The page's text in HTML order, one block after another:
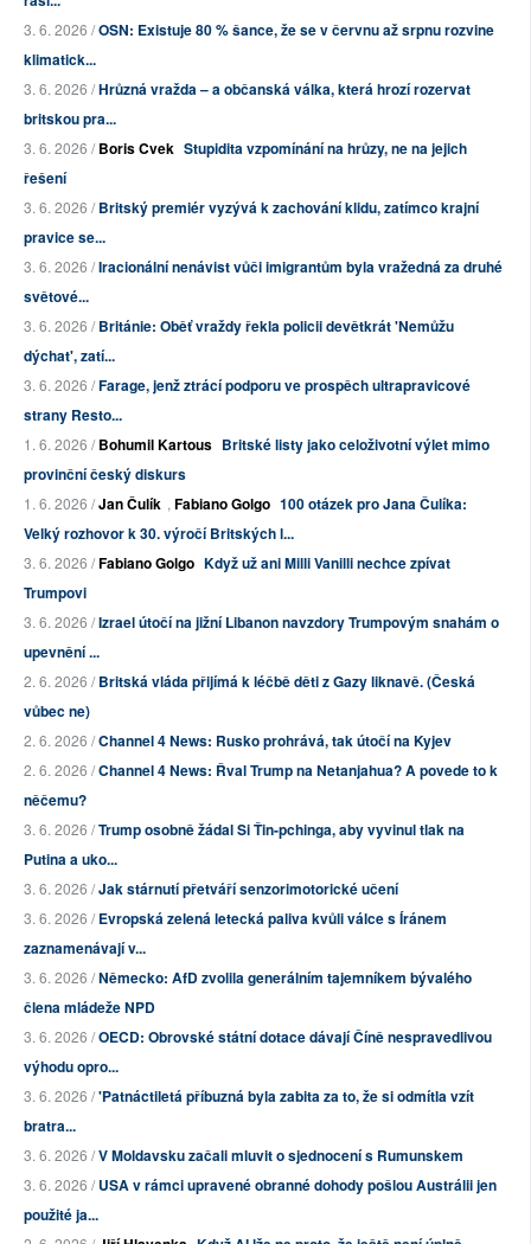
3. 6. 2026 /OSN: Existuje 80 % šance, že se v červnu až srpnu rozvine
klimatick...
3. 6. 2026 /Hrůzná vražda – a občanská válka, která hrozí rozervat
britskou pra...
3. 6. 2026 /Boris Cvek Stupidita vzpomínání na hrůzy, ne na jejich
řešení
3. 6. 2026 /Britský premiér vyzývá k zachování klidu, zatímco krajní
pravice se...
3. 6. 2026 /Iracionální nenávist vůči imigrantům byla vražedná za druhé
světové...
3. 6. 2026 /Británie: Oběť vraždy řekla policii devětkrát 'Nemůžu
dýchat', zatí...
3. 6. 2026 /Farage, jenž ztrácí podporu ve prospěch ultrapravicové
strany Resto...
1. 6. 2026 /Bohumil Kartous Britské listy jako celoživotní výlet mimo
provinční český diskurs
1. 6. 2026 /Jan Čulík , Fabiano Golgo 100 otázek pro Jana Čulíka:
Velký rozhovor k 30. výročí Britských l...
3. 6. 2026 /Fabiano Golgo Když už ani Milli Vanilli nechce zpívat
Trumpovi
3. 6. 2026 /Izrael útočí na jižní Libanon navzdory Trumpovým snahám o
upevnění ...
2. 6. 2026 /Britská vláda přijímá k léčbě děti z Gazy liknavě. (Česká
vůbec ne)
2. 6. 2026 /Channel 4 News: Rusko prohrává, tak útočí na Kyjev
2. 6. 2026 /Channel 4 News: Řval Trump na Netanjahua? A povede to k
něčemu?
3. 6. 2026 /Trump osobně žádal Si Ťin-pchinga, aby vyvinul tlak na
Putina a uko...
3. 6. 2026 /Jak stárnutí přetváří senzorimotorické učení
3. 6. 2026 /Evropská zelená letecká paliva kvůli válce s Íránem
zaznamenávají v...
3. 6. 2026 /Německo: AfD zvolila generálním tajemníkem bývalého
člena mládeže NPD
3. 6. 2026 /OECD: Obrovské státní dotace dávají Číně nespravedlivou
výhodu opro...
3. 6. 2026 /'Patnáctiletá příbuzná byla zabita za to, že si odmítla vzít
bratra...
3. 6. 2026 /V Moldavsku začali mluvit o sjednocení s Rumunskem
3. 6. 2026 /USA v rámci upravené obranné dohody pošlou Austrálii jen
použité ja...